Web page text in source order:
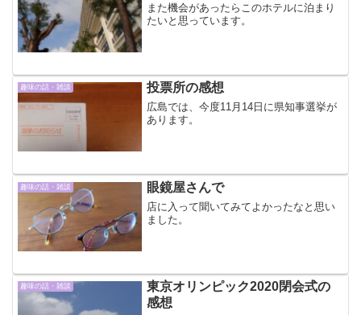
また機会があったらこのホテルに泊まり
たいと思っています。
趣味の話・雑談 投票所の感想
広島では、今度11月14日に県知事選挙が
あります。
趣味の話・雑談 眼鏡屋さんで
店に入って聞いてみてよかったなと思い
ました。
趣味の話・雑談
東京オリンピック2020閉会式の
感想